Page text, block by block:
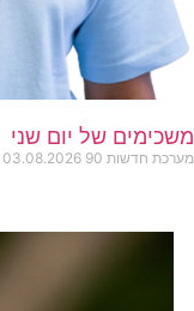
משכימים של יום שני
מערכת חדשות 90 03.08.2026